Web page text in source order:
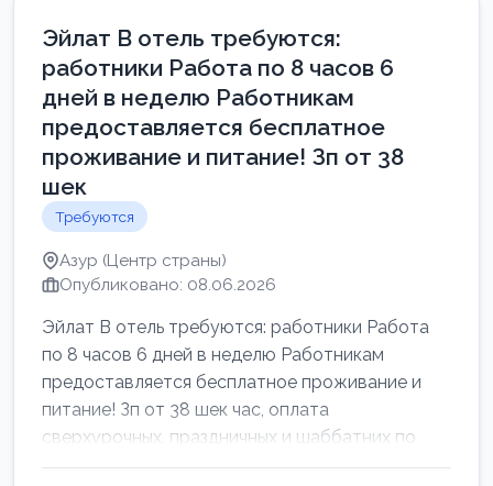
Эйлат В отель требуются:
работники Работа по 8 часов 6
дней в неделю Работникам
предоставляется бесплатное
проживание и питание! Зп от 38
шек
Требуются
Азур (Центр страны)
Опубликовано: 08.06.2026
Эйлат В отель требуются: работники Работа
по 8 часов 6 дней в неделю Работникам
предоставляется бесплатное проживание и
питание! Зп от 38 шек час, оплата
сверхурочных, праздничных и шаббатних по
закон...